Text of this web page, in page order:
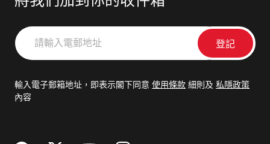
請
輸
郵
輸入電子郵箱地址，即表示閣下同意 使用條款 細則及 私隱政策
內容